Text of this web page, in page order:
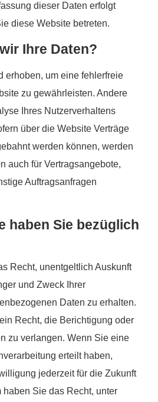
dieser Daten erfolgt
diese Website betreten.
Ihre Daten?
erhoben, um eine fehlerfreie
zu gewährleisten. Andere
Ihres Nutzerverhaltens
über die Website Verträge
werden können, werden
auch für Vertragsangebote,
Auftragsanfragen
haben Sie bezüglich
Recht, unentgeltlich Auskunft
und Zweck Ihrer
Daten zu erhalten.
Recht, die Berichtigung oder
zu verlangen. Wenn Sie eine
erteilt haben,
jederzeit für die Zukunft
Sie das Recht, unter